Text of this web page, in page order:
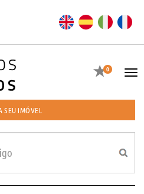
EN ES
Favoritos
0
SEU IMÓVEL